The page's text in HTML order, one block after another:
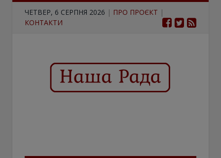
ЧЕТВЕР, 6 СЕРПНЯ 2026 | ПРО ПРОЄКТ |
КОНТАКТИ